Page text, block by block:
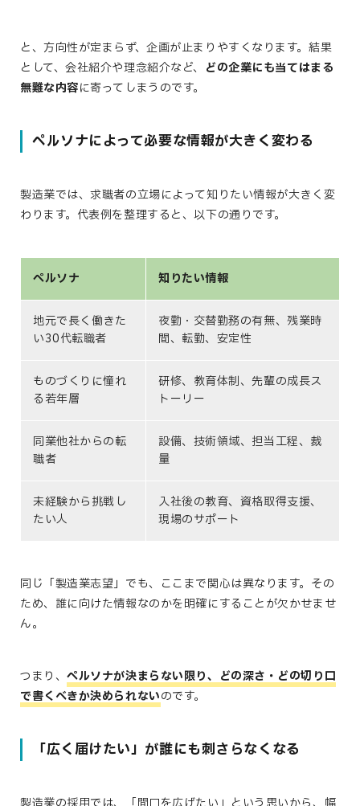
と、方向性が定まらず、企画が止まりやすくなります。結果
として、会社紹介や理念紹介など、 どの企業にも当てはまる
無難な内容に寄ってしまうのです。
ペルソナによって必要な情報が大きく変わる
製造業では、求職者の立場によって知りたい情報が大きく変
わります。代表例を整理すると、以下の通りです。
ペルソナ 知りたい情報
地元で長く働きた
い30代転職者
夜勤・交替勤務の有無、残業時
間、転勤、安定性
ものづくりに憧れ
る若年層
研修、教育体制、先輩の成長ス
トーリー
同業他社からの転
職者
設備、技術領域、担当工程、裁
量
未経験から挑戦し
たい人
入社後の教育、資格取得支援、
現場のサポート
同じ「製造業志望」でも、ここまで関心は異なります。その
ため、誰に向けた情報なのかを明確にすることが欠かせませ
ん。
つまり、ペルソナが決まらない限り、 どの深さ・どの切り口
で書くべきか決められないのです。
「広く届けたい」が誰にも刺さらなくなる